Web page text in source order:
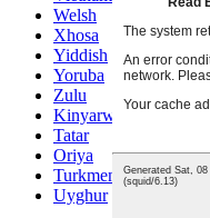
Welsh
Xhosa
Yiddish
Yoruba
Zulu
Kinyarwanda
Tatar
Oriya
Turkmen
Uyghur